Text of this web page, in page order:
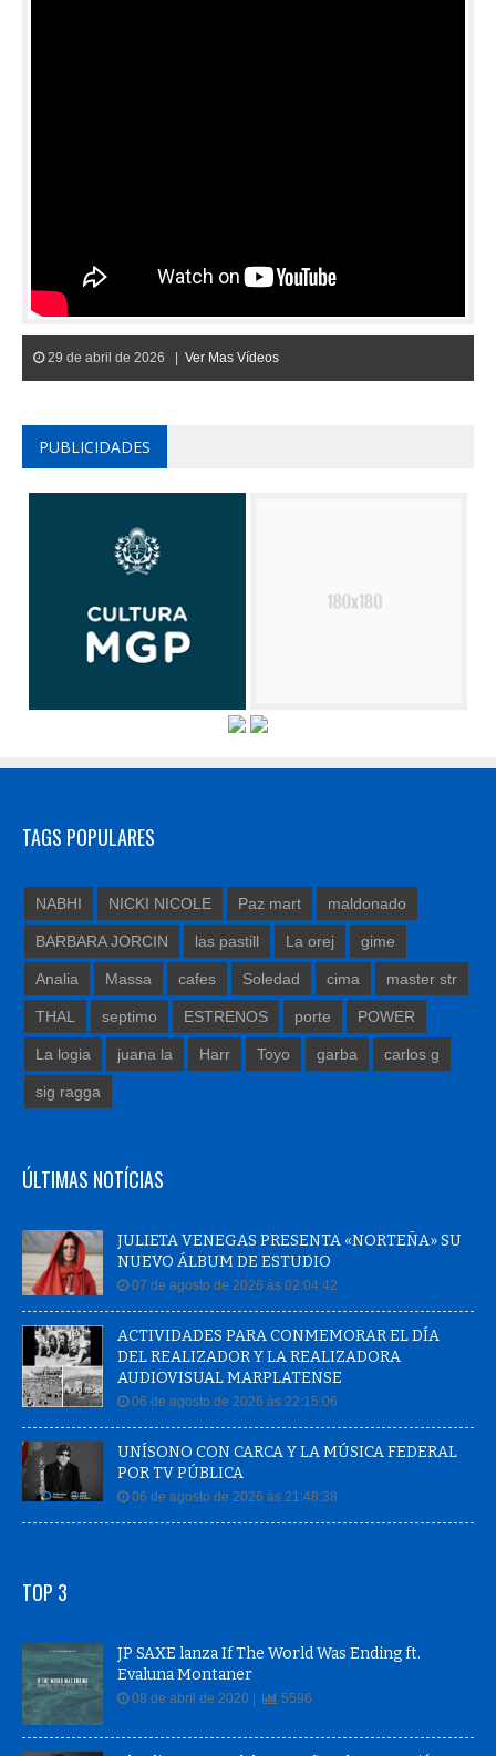
29 de abril de 2026 | Ver Mas Vídeos
PUBLICIDADES
TAGS POPULARES
NABHI NICKI NICOLE Paz mart maldonado
BARBARA JORCIN las pastill La orej gime
Analia Massa cafes Soledad cima master str
THAL septimo ESTRENOS porte POWER
La logia juana la Harr Toyo garba carlos g
sig ragga
ÚLTIMAS NOTÍCIAS
JULIETA VENEGAS PRESENTA «NORTEÑA» SU
NUEVO ÁLBUM DE ESTUDIO
07 de agosto de 2026 às 02:04:42
ACTIVIDADES PARA CONMEMORAR EL DÍA
DEL REALIZADOR Y LA REALIZADORA
AUDIOVISUAL MARPLATENSE
06 de agosto de 2026 às 22:15:06
UNÍSONO CON CARCA Y LA MÚSICA FEDERAL
POR TV PÚBLICA
06 de agosto de 2026 às 21:48:38
TOP 3
JP SAXE lanza If The World Was Ending ft.
Evaluna Montaner
08 de abril de 2020 | 5596